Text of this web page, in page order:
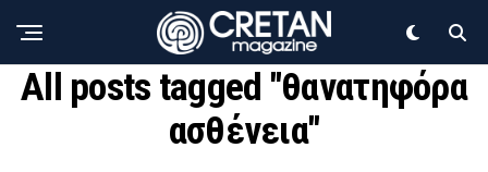
All posts tagged "θανατηφόρα
ασθένεια"